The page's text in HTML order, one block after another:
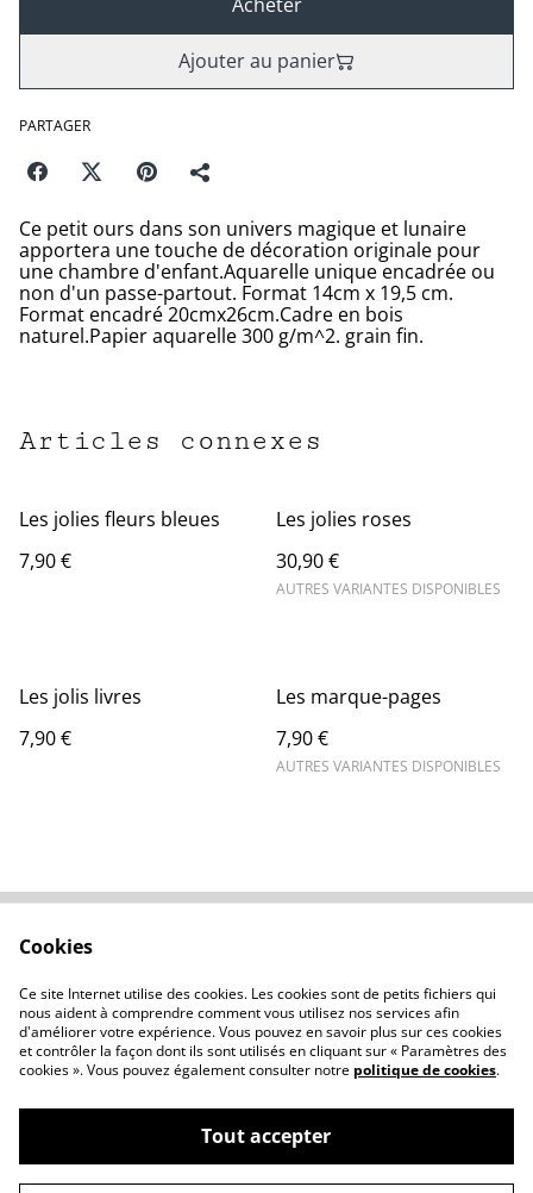
Ajouter au panier
PARTAGER
Ce petit ours dans son univers magique et lunaire
apportera une touche de décoration originale pour
une chambre d'enfant.Aquarelle unique encadrée ou
non d'un passe-partout. Format 14cm x 19,5 cm.
Format encadré 20cmx26cm.Cadre en bois
naturel.Papier aquarelle 300 g/m^2. grain fin.
Articles connexes
Les jolies fleurs bleues
7,90 €
Les jolies roses
30,90 €
AUTRES VARIANTES DISPONIBLES
Les jolis livres
7,90 €
Les marque-pages
7,90 €
AUTRES VARIANTES DISPONIBLES
Politique de
confidentialité
Politique de cookies
©2026Atelierclémélie
Cookies
Ce site Internet utilise des cookies. Les cookies sont de petits fichiers qui
nous aident à comprendre comment vous utilisez nos services afin
d'améliorer votre expérience. Vous pouvez en savoir plus sur ces cookies
et contrôler la façon dont ils sont utilisés en cliquant sur « Paramètres des
cookies ». Vous pouvez également consulter notre politique de cookies.
Tout accepter